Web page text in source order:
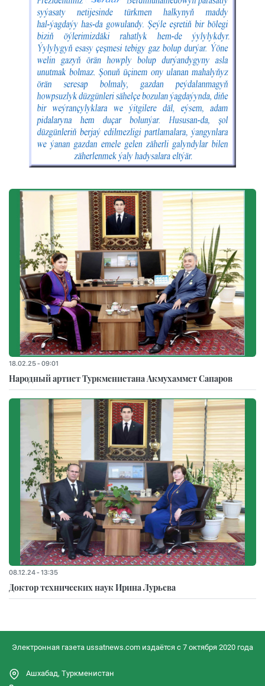
18.02.25 - 09:01
Народный артист Туркменистана Акмухаммет Сапаров
08.12.24 - 13:35
Доктор технических наук Ирина Лурьева
Электронная газета ussatnews.com издаётся с 7 октября 2020 года
Ашхабад, Туркменистан